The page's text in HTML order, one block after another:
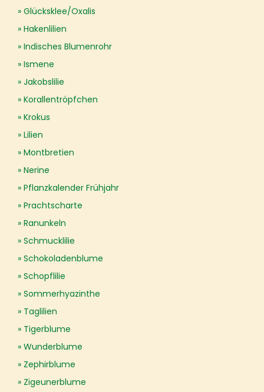
Glücksklee/Oxalis
Hakenlilien
Indisches Blumenrohr
Ismene
Jakobslilie
Korallentröpfchen
Krokus
Lilien
Montbretien
Nerine
Pflanzkalender Frühjahr
Prachtscharte
Ranunkeln
Schmucklilie
Schokoladenblume
Schopflilie
Sommerhyazinthe
Taglilien
Tigerblume
Wunderblume
Zephirblume
Zigeunerblume